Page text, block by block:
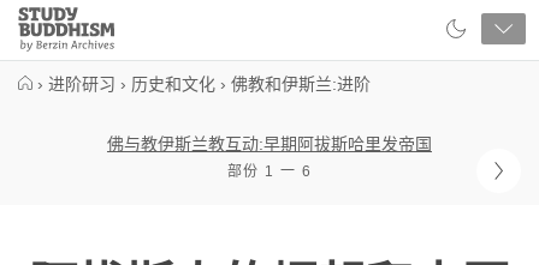
Close
Study
Buddhism
› 进阶研习 › 历史和文化 › 佛教和伊斯兰:进阶
佛与教伊斯兰教互动:早期阿拔斯哈里发帝国
部份 1 一 6